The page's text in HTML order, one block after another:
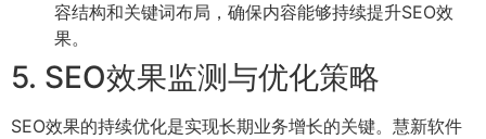
容结构和关键词布局，确保内容能够持续提升SEO效
果。
5. SEO效果监测与优化策略
SEO效果的持续优化是实现长期业务增长的关键。慧新软件